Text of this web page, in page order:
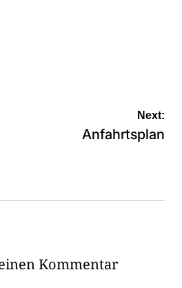
Next:
Anfahrtsplan
Kommentar